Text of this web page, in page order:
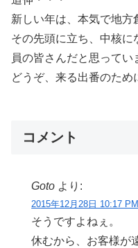
新しい年は、本気で地方
その先頭に立ち、中核
員の皆さんだと思ってい
どうぞ、来る出番のため
コメント
Goto より:
2015年12月28日 10:17 PM
そうですよねぇ。
休むから、お客様が